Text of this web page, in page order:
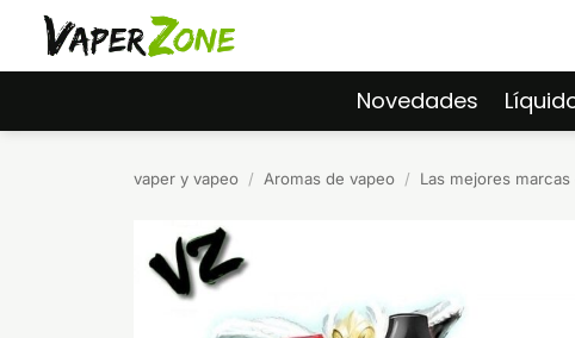
Saltar
contenido
Novedades
vaper y vapeo / Aromas de vapeo / Las mejores